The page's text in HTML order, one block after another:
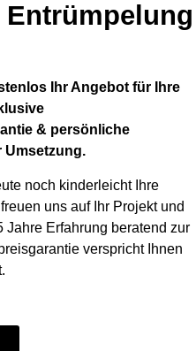
Ihr Angebot für Ihre
& persönliche
Umsetzung.
noch kinderleicht Ihre
uns auf Ihr Projekt und
Jahre Erfahrung beratend zur
verspricht Ihnen